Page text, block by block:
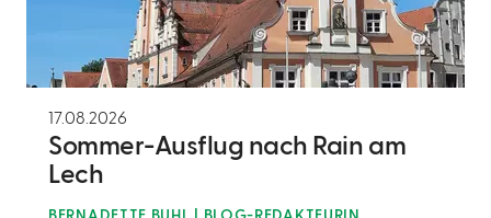
17.08.2026
Sommer-Ausflug nach Rain am
Lech